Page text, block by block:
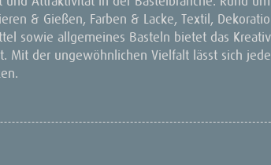
& Gießen, Farben & Lacke, Textil,
sowie allgemeines Basteln bietet das
Mit der ungewöhnlichen Vielfalt lässt sich